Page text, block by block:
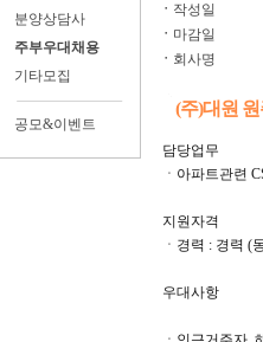
분양상담사
주부우대채용
기타모집
공모&이벤트
ㆍ 작성일
ㆍ 마감일
ㆍ 회사명
(주)대원
담당업무
ㆍ아파트관련
지원자격
ㆍ경력 : 경력 (
우대사항